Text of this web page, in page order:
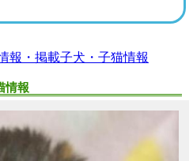
報・掲載子犬・子猫情報
情報